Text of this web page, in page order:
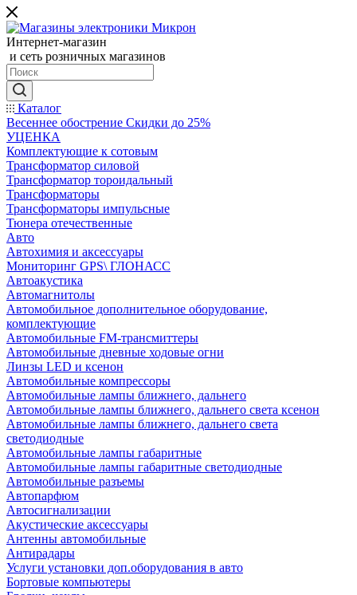
Интернет-магазин
и сеть розничных магазинов
Каталог
Весеннее обострение Скидки до 25%
УЦЕНКА
Комплектующие к сотовым
Трансформатор силовой
Трансформатор тороидальный
Трансформаторы
Трансформаторы импульсные
Тюнера отечественные
Авто
Автохимия и аксессуары
Мониторинг GPS\ ГЛОНАСС
Автоакустика
Автомагнитолы
Автомобильное дополнительное оборудование,
комплектующие
Автомобильные FM-трансмиттеры
Автомобильные дневные ходовые огни
Линзы LED и ксенон
Автомобильные компрессоры
Автомобильные лампы ближнего, дальнего
Автомобильные лампы ближнего, дальнего света ксенон
Автомобильные лампы ближнего, дальнего света
светодиодные
Автомобильные лампы габаритные
Автомобильные лампы габаритные светодиодные
Автомобильные разъемы
Автопарфюм
Автосигнализации
Акустические аксессуары
Антенны автомобильные
Антирадары
Услуги установки доп.оборудования в авто
Бортовые компьютеры